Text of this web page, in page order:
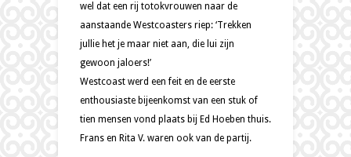
wel dat een rij totokvrouwen naar de
aanstaande Westcoasters riep: ‘Trekken
jullie het je maar niet aan, die lui zijn
gewoon jaloers!’
Westcoast werd een feit en de eerste
enthousiaste bijeenkomst van een stuk of
tien mensen vond plaats bij Ed Hoeben thuis.
Frans en Rita V. waren ook van de partij.